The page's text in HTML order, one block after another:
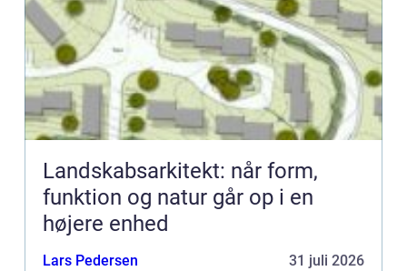
Landskabsarkitekt: når form,
funktion og natur går op i en
højere enhed
Lars Pedersen 31 juli 2026